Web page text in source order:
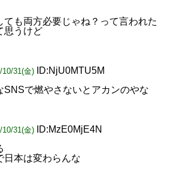
ても両方必要じゃね？って言われた
思うけど
10/31(金)
ID:NjU0MTU5M
SNSで燃やさないとアカンのやな
10/31(金)
ID:MzE0MjE4N
日本は変わらんな